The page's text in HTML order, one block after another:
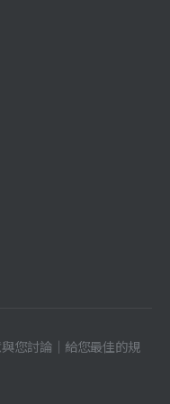
您討論｜給您最佳的規